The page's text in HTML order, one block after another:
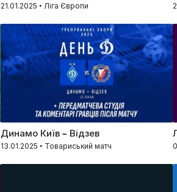
21.01.2025 • Ліга Європи
Динамо Київ – Відзев
13.01.2025 • Товариський матч